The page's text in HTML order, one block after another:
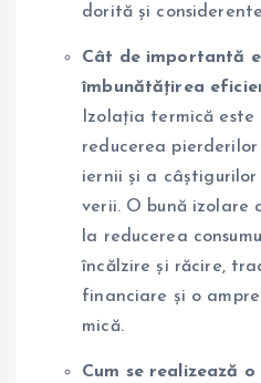
dorită și
Cât de importantă
îmbunătățirea
Izolația termică este
reducerea
iernii și a câștigurilor
verii. O bună izolare
la reducerea
încălzire și răcire,
financiare și o
mică.
Cum se realizează